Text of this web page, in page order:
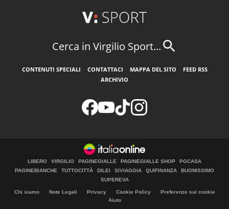
Cerca in Virgilio Sport...
CONTENUTI SPECIALI CONTATTACI MAPPA DEL SITO
FEED RSS
ARCHIVIO
LIBERO VIRGILIO PAGINEGIALLE PAGINEGIALLE SHOP
PGCASA
PAGINEBIANCHE
TUTTOCITTÀ DILEI SIVIAGGIA QUIFINANZA
BUONISSIMO
SUPEREVA
Chi siamo Note Legali Privacy Cookie Policy
Preferenze sui cookie
Aiuto